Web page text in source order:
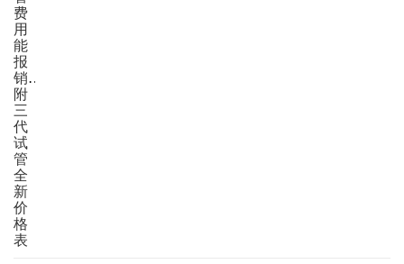
费
用
能
报
销？
附
三
代
试
管
全
新
价
格
表